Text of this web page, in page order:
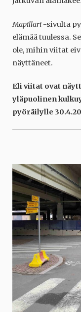
Mapillari -sivulta
elämää tuulessa.
ole, mihin viitat
näyttäneet.
Eli viitat ovat
yläpuolinen
pyöräilylle